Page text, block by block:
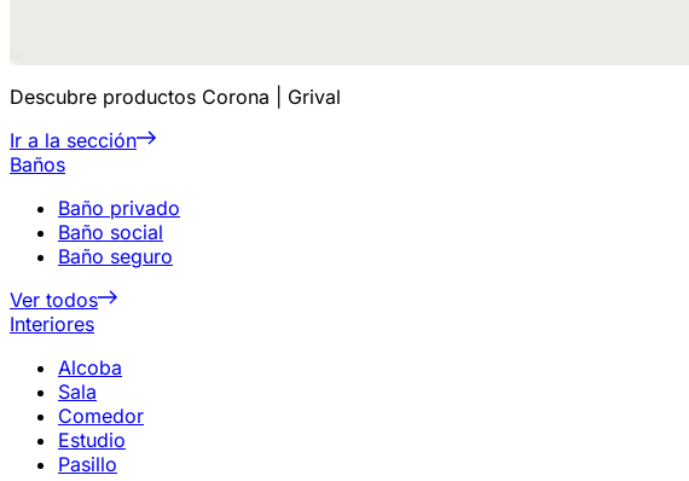
Descubre productos Corona | Grival
Ir a la sección
Baños
Baño privado
Baño social
Baño seguro
Ver todos
Interiores
Alcoba
Sala
Comedor
Estudio
Pasillo